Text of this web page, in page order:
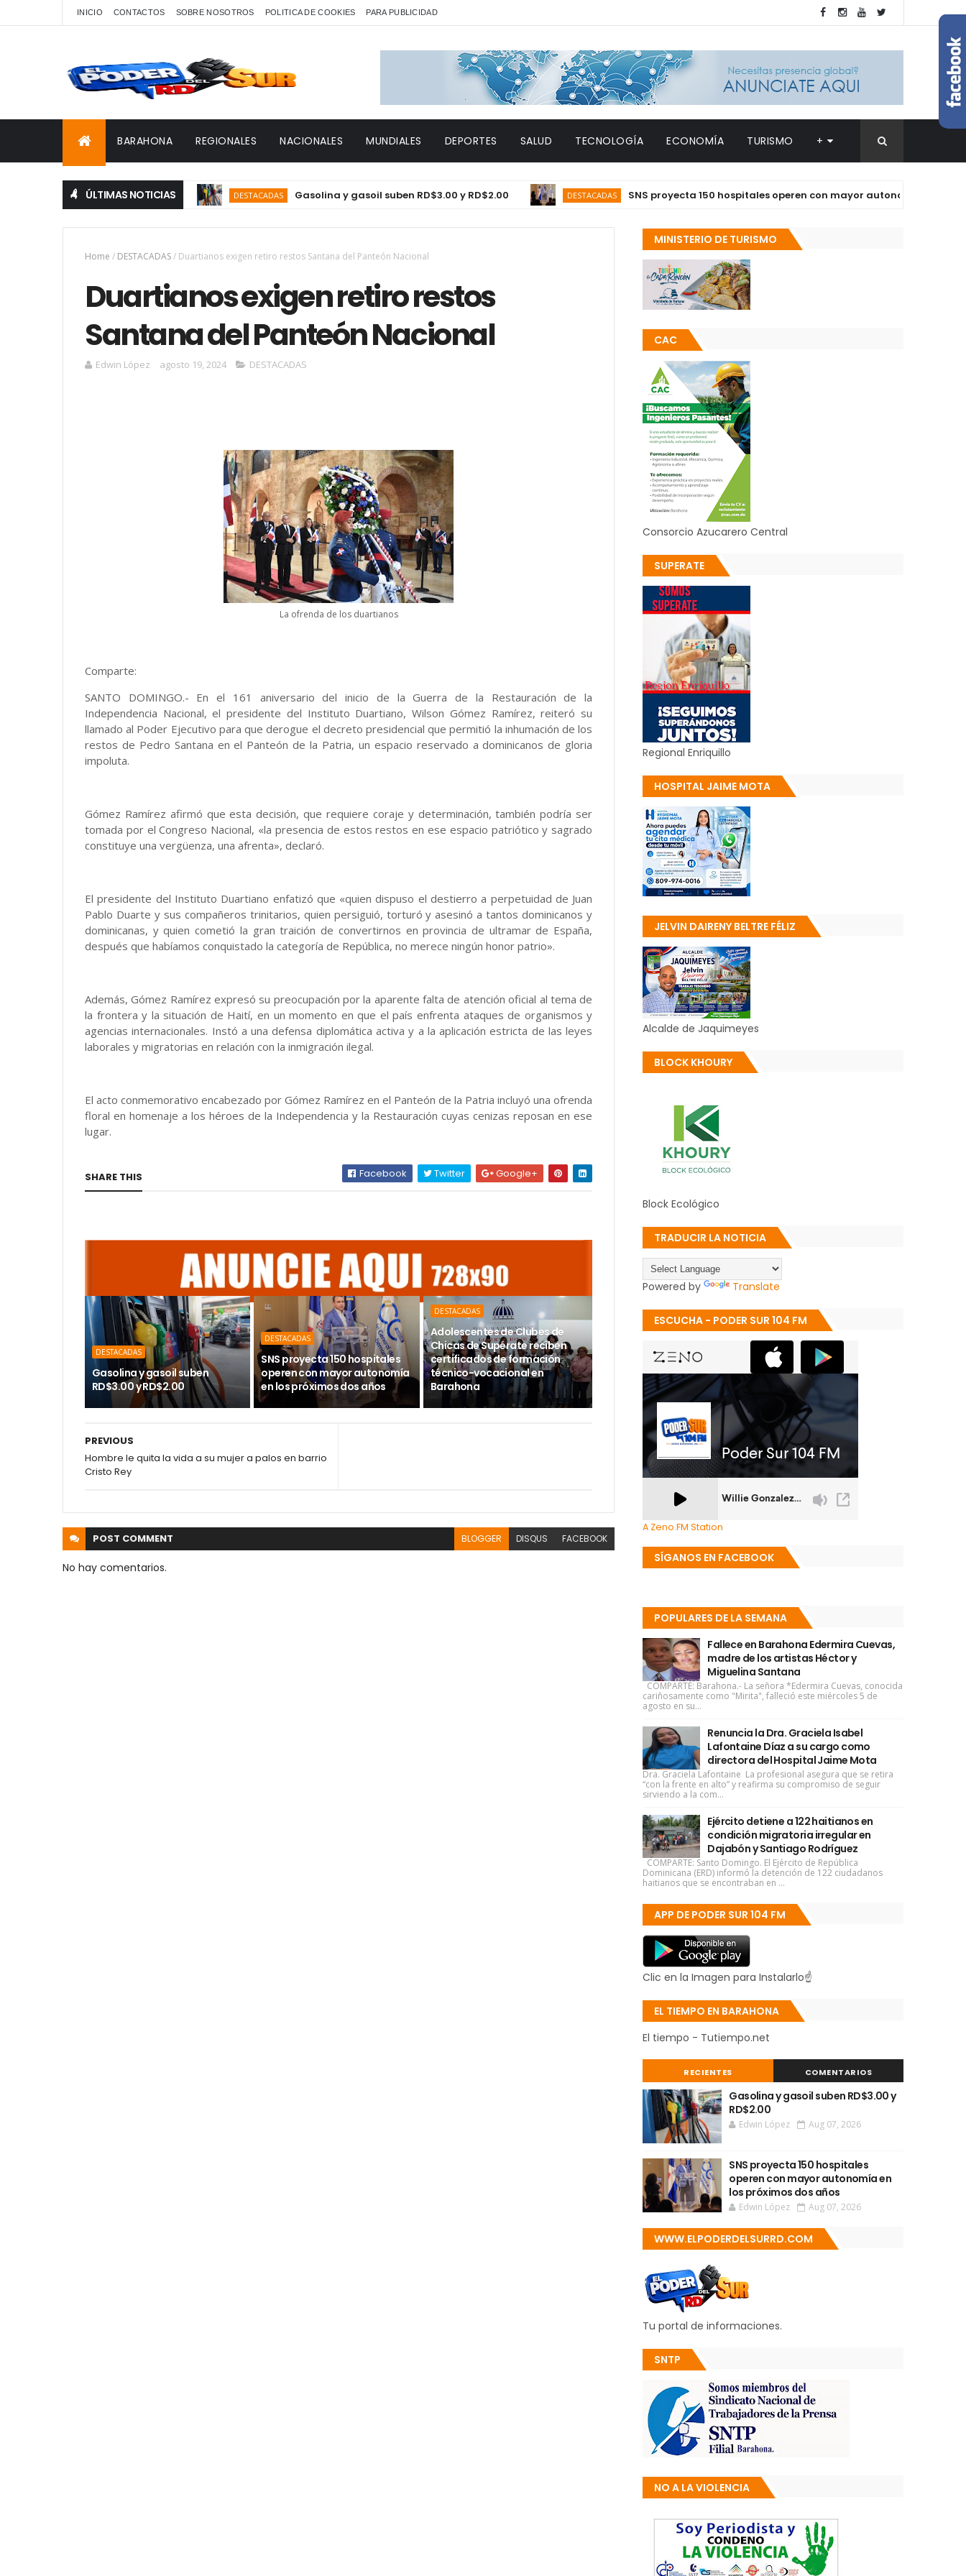
INICIO CONTACTOS SOBRE NOSOTROS POLITICA DE COOKIES PARA PUBLICIDAD
BARAHONA REGIONALES NACIONALES MUNDIALES DEPORTES SALUD TECNOLOGÍA ECONOMÍA TURISMO +
ÚLTIMAS NOTICIAS DESTACADAS Gasolina y gasoil suben RD$3.00 y RD$2.00 DESTACADAS SNS proyecta 150 hospitales operen con mayor autonomía en los
Home / DESTACADAS/ Duartianos exigen retiro restos Santana del Panteón Nacional
Duartianos exigen retiro restos
Santana del Panteón Nacional
Edwin López agosto 19, 2024 DESTACADAS
La ofrenda de los duartianos
Comparte:
SANTO DOMINGO.- En el 161 aniversario del inicio de la Guerra de la Restauración de la
Independencia Nacional, el presidente del Instituto Duartiano, Wilson Gómez Ramírez, reiteró su
llamado al Poder Ejecutivo para que derogue el decreto presidencial que permitió la inhumación de los
restos de Pedro Santana en el Panteón de la Patria, un espacio reservado a dominicanos de gloria
impoluta.
Gómez Ramírez afirmó que esta decisión, que requiere coraje y determinación, también podría ser
tomada por el Congreso Nacional, «la presencia de estos restos en ese espacio patriótico y sagrado
constituye una vergüenza, una afrenta», declaró.
El presidente del Instituto Duartiano enfatizó que «quien dispuso el destierro a perpetuidad de Juan
Pablo Duarte y sus compañeros trinitarios, quien persiguió, torturó y asesinó a tantos dominicanos y
dominicanas, y quien cometió la gran traición de convertirnos en provincia de ultramar de España,
después que habíamos conquistado la categoría de República, no merece ningún honor patrio».
Además, Gómez Ramírez expresó su preocupación por la aparente falta de atención oficial al tema de
la frontera y la situación de Haití, en un momento en que el país enfrenta ataques de organismos y
agencias internacionales. Instó a una defensa diplomática activa y a la aplicación estricta de las leyes
laborales y migratorias en relación con la inmigración ilegal.
El acto conmemorativo encabezado por Gómez Ramírez en el Panteón de la Patria incluyó una ofrenda
floral en homenaje a los héroes de la Independencia y la Restauración cuyas cenizas reposan en ese
lugar.
SHARE THIS Facebook Twitter Google+
DESTACADAS
Gasolina y gasoil suben
RD$3.00 y RD$2.00
DESTACADAS
SNS proyecta 150 hospitales
operen con mayor autonomía
en los próximos dos años
DESTACADAS
Adolescentes de Clubes de
Chicas de Supérate reciben
certificados de formación
técnico-vocacional en
Barahona
PREVIOUS
Hombre le quita la vida a su mujer a palos en barrio
Cristo Rey
POST COMMENT BLOGGER DISQUS FACEBOOK
No hay comentarios.
MINISTERIO DE TURISMO
CAC
Consorcio Azucarero Central
SUPERATE
Regional Enriquillo
HOSPITAL JAIME MOTA
JELVIN DAIRENY BELTRE FÉLIZ
Alcalde de Jaquimeyes
BLOCK KHOURY
Block Ecológico
TRADUCIR LA NOTICIA
Powered by Translate
ESCUCHA - PODER SUR 104 FM
A Zeno.FM Station
SÍGANOS EN FACEBOOK
POPULARES DE LA SEMANA
Fallece en Barahona Edermira Cuevas,
madre de los artistas Héctor y
Miguelina Santana
COMPARTE: Barahona.- La señora *Edermira Cuevas, conocida
cariñosamente como "Mirita", falleció este miércoles 5 de
agosto en su...
Renuncia la Dra. Graciela Isabel
Lafontaine Díaz a su cargo como
directora del Hospital Jaime Mota
Dra. Graciela Lafontaine La profesional asegura que se retira
“con la frente en alto” y reafirma su compromiso de seguir
sirviendo a la com...
Ejército detiene a 122 haitianos en
condición migratoria irregular en
Dajabón y Santiago Rodríguez
COMPARTE: Santo Domingo. El Ejército de República
Dominicana (ERD) informó la detención de 122 ciudadanos
haitianos que se encontraban en ...
APP DE PODER SUR 104 FM
Clic en la Imagen para Instalarlo☝
EL TIEMPO EN BARAHONA
El tiempo - Tutiempo.net
RECIENTES COMENTARIOS
Gasolina y gasoil suben RD$3.00 y
RD$2.00
Edwin López Aug 07, 2026
SNS proyecta 150 hospitales
operen con mayor autonomía en
los próximos dos años
Edwin López Aug 07, 2026
WWW.ELPODERDELSURRD.COM
Tu portal de informaciones.
SNTP
NO A LA VIOLENCIA